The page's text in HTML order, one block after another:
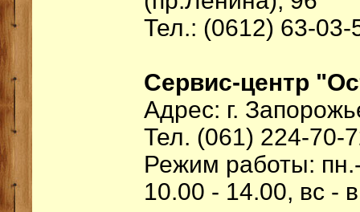
Тел.: (0612) 63-03-
Сервис-центр
Адрес: г.
Тел. (061) 224-70-
Режим работы:
10.00 - 14.00, вс -